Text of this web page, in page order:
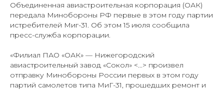
Объединенная авиастроительная корпорация (ОАК)
передала Минобороны РФ первые в этом году партии
истребителей Миг-31. Об этом 15 июля сообщила
пресс-служба корпорации.
«Филиал ПАО «ОАК» — Нижегородский
авиастроительный завод «Сокол» <...> произвел
отправку Минобороны России первых в этом году
партий самолетов типа МиГ-31, прошедших ремонт и